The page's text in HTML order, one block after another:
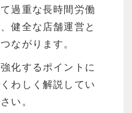
過重な長時間労働
健全な店舗運営と
ながります。
化するポイントに
わしく解説してい
い。